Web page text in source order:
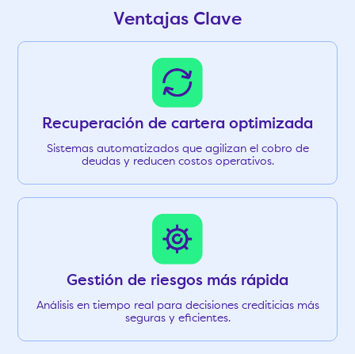
Ventajas Clave
Recuperación de cartera optimizada
Sistemas automatizados que agilizan el cobro de
deudas y reducen costos operativos.
Gestión de riesgos más rápida
Análisis en tiempo real para decisiones crediticias más
seguras y eficientes.